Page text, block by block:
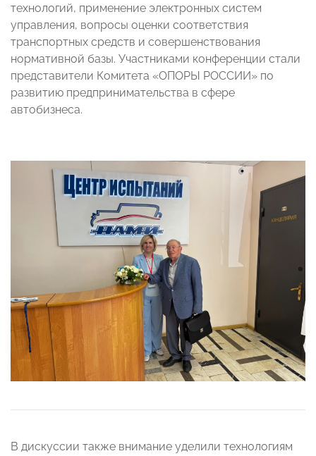
технологий, применение электронных систем
управления, вопросы оценки соответствия
транспортных средств и совершенствования
нормативной базы. Участниками конференции стали
представители Комитета «ОПОРЫ РОССИИ» по
развитию предпринимательства в сфере
автобизнеса.
В дискуссии также внимание уделили технологиям